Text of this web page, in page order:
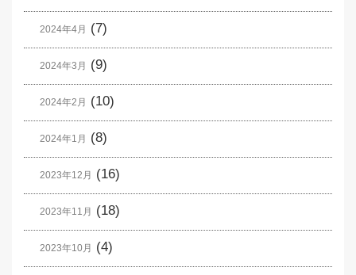
2024年4月 (7)
2024年3月 (9)
2024年2月 (10)
2024年1月 (8)
2023年12月 (16)
2023年11月 (18)
2023年10月 (4)